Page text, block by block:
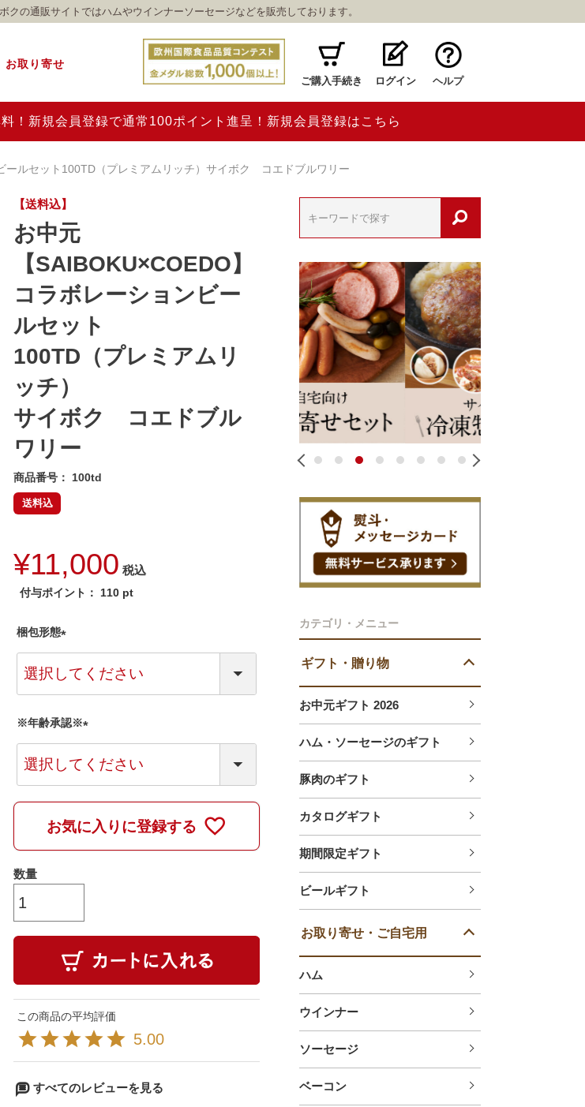
の通販サイトではハムやウインナーソーセージなどを販売しております。
お取り寄せ
ご購入手続き ログイン ヘルプ
！新規会員登録で通常100ポイント進呈！新規会員登録はこちら
ールセット100TD（プレミアムリッチ）サイボク コエドブルワリー
カテゴリ・メニュー
ギフト・贈り物
お中元ギフト 2026
ハム・ソーセージのギフト
豚肉のギフト
カタログギフト
期間限定ギフト
ビールギフト
お取り寄せ・ご自宅用
ハム
ウインナー
ソーセージ
ベーコン
【送料込】
お中元
【SAIBOKU×COEDO】
コラボレーションビー
ルセット
100TD（プレミアムリ
ッチ）
サイボク コエドブル
ワリー
商品番号 100td
送料込
¥11,000 税込
付与ポイント： 110 pt
梱包形態
(
必
※年齢承認※
(
必
)
お気に入りに登録する
5.00
すべてのレビューを見る